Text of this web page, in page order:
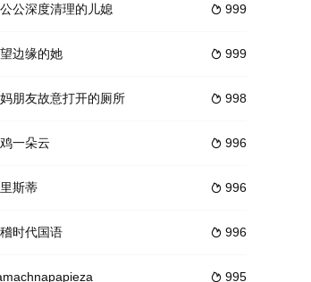
顿感无所适从。思虑良久，他们决心发挥余热，成立老
友情故事。
?霍克 Ethan Hawke 饰）是一个基因不良的人，出生
陌生人挟持，与另外三名囚者受困地下室。当他们试图
 999
公深度清理的儿媳
 999
边缘的她
 998
朋友故意打开的厕所
 996
一朵云
 996
斯蒂
 996
时代国语
 995